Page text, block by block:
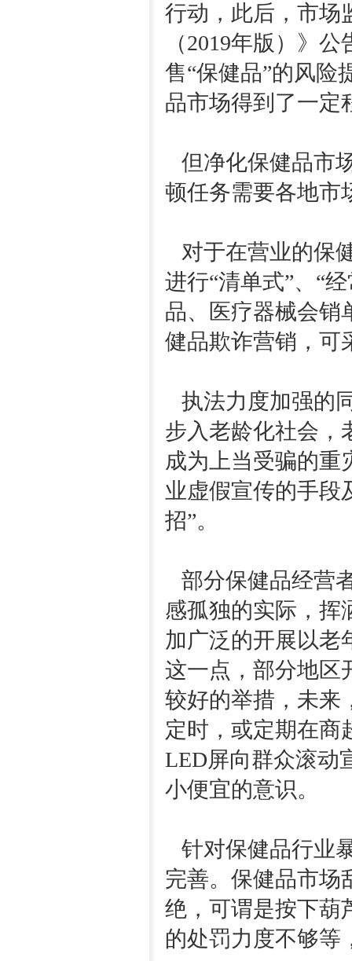
行动，此后，市场
（2019年版）》
售“保健品”的风
品市场得到了一定
但净化保健品市
顿任务需要各地市
对于在营业的保
进行“清单式”、“
品、医疗器械会销
健品欺诈营销，可
执法力度加强的
步入老龄化社会，
成为上当受骗的重
业虚假宣传的手段
招”。
部分保健品经营
感孤独的实际，挥
加广泛的开展以老
这一点，部分地区
较好的举措，未来
定时，或定期在商
LED屏向群众滚动
小便宜的意识。
针对保健品行业
完善。保健品市场
绝，可谓是按下葫
的处罚力度不够等